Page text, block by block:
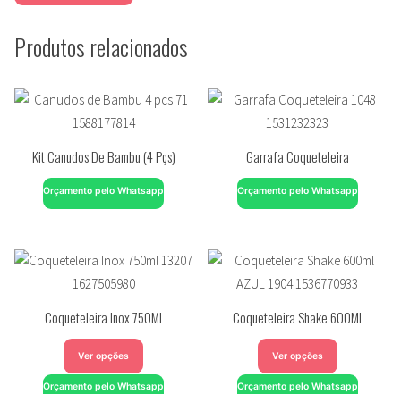
Produtos relacionados
Kit Canudos De Bambu (4 Pçs)
Orçamento pelo Whatsapp
Garrafa Coqueteleira
Orçamento pelo Whatsapp
Coqueteleira Inox 750Ml
Ver opções
Orçamento pelo Whatsapp
Coqueteleira Shake 600Ml
Ver opções
Orçamento pelo Whatsapp